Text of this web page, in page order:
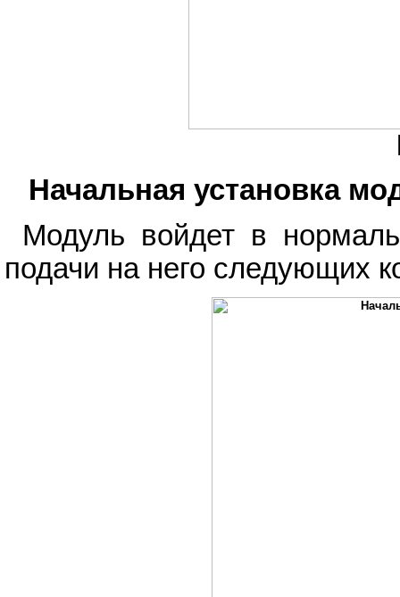
Начальная установка
Модуль войдет в
подачи на него следующих